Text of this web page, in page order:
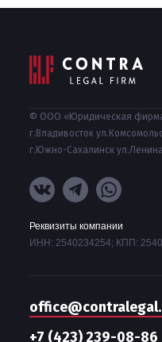
© ООО «Юридическая фирма
г.Владивосток
г.Южно-Сахалинск
Реквизиты компании
ИНН: 2540234254; КПП:
+7 (423) 239-08-86